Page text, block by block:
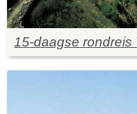
15-daagse rondreis